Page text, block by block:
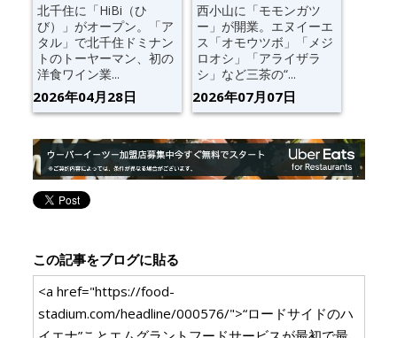
北千住に「HiBi（ひ
び）」がオープン。「ア
タル」で北千住ドミナン
トのトーヤーマン、初の
洋食ワイン業...
2026年04月28日
西小山に「モモンガツ
ー」が開業。エヌイーエ
ス「オモウツボ」「メジ
ロオシ」「アライザラ
シ」など三茶の“...
2026年07月07日
この記事をブログに貼る
<a href="https://food-
stadium.com/headline/000576/">“ロードサイドのハ